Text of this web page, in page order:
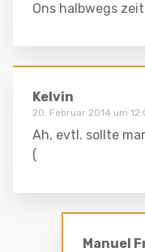
Ons halbwegs
Kelvin
20. Februar 2014 um
Ah, evtl. sollte
(
Manuel